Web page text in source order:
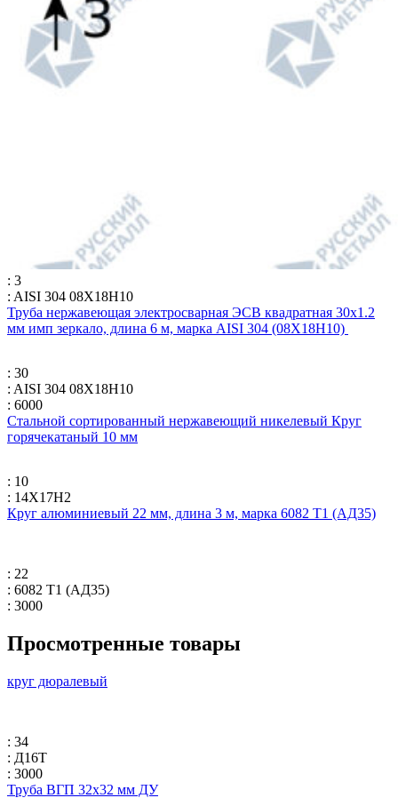
: 3
: AISI 304 08Х18Н10
Труба нержавеющая электросварная ЭСВ квадратная 30х1.2
мм имп зеркало, длина 6 м, марка AISI 304 (08Х18Н10)
: 30
: AISI 304 08Х18Н10
: 6000
Стальной сортированный нержавеющий никелевый Круг
горячекатаный 10 мм
: 10
: 14Х17Н2
Круг алюминиевый 22 мм, длина 3 м, марка 6082 Т1 (АД35)
: 22
: 6082 Т1 (АД35)
: 3000
Просмотренные товары
круг дюралевый
: 34
: Д16Т
: 3000
Труба ВГП 32х32 мм ДУ